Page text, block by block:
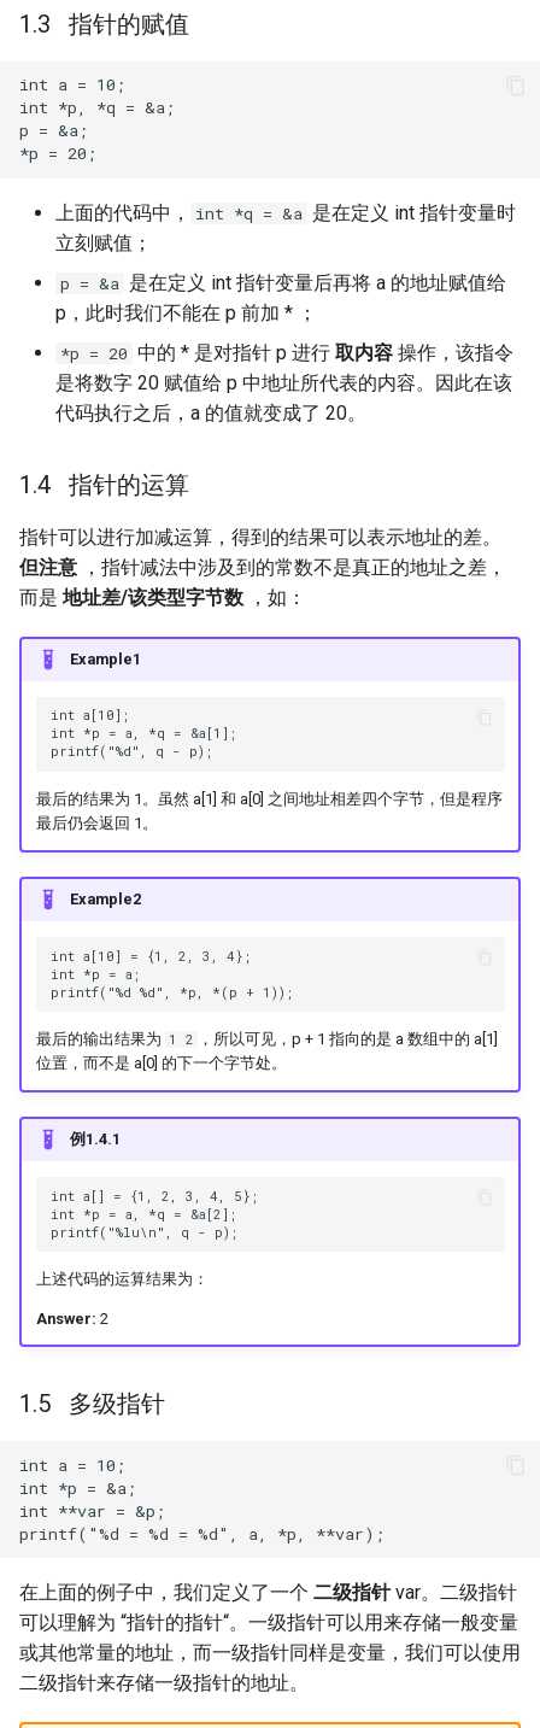
链表的其他形式
链表的基本操作
简单介绍两种数据结构
多文件编程
static 变量
指针的赋值
int a = 10;
int *p, *q = &a;
p = &a;
上面的代码中， int *q = &a 是在定义 int 指针变量时
立刻赋值；
p = &a 是在定义 int 指针变量后再将 a 的地址赋值给
p，此时我们不能在 p 前加 * ；
*p = 20 中的 * 是对指针 p 进行 取内容 操作，该指令
是将数字 20 赋值给 p 中地址所代表的内容。因此在该
代码执行之后，a 的值就变成了 20。
指针的运算
指针可以进行加减运算，得到的结果可以表示地址的差。
但注意 ，指针减法中涉及到的常数不是真正的地址之差，
而是 地址差/该类型字节数 ，如：
Example1
int a[10];
int *p = a, *q = &a[1];
最后的结果为 1。虽然 a[1] 和 a[0] 之间地址相差四个字节，但是程序
最后仍会返回 1。
Example2
int a[10] = {1, 2, 3, 4};
int *p = a;
最后的输出结果为 1 2
，所以可见，p + 1 指向的是 a 数组中的 a[1]
位置，而不是 a[0] 的下一个字节处。
例1.4.1
int a[] = {1, 2, 3, 4, 5};
int *p = a, *q = &a[2];
上述代码的运算结果为：
Answer: 2
多级指针
int a = 10;
int *p = &a;
int **var = &p;
在上面的例子中，我们定义了一个 二级指针var。二级指针
可以理解为 “指针的指针“。一级指针可以用来存储一般变量
或其他常量的地址，而一级指针同样是变量，我们可以使用
二级指针来存储一级指针的地址。